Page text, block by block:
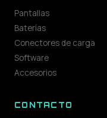
Pantallas
Baterías
Conectores de carga
Software
Accesorios
CONTACTO